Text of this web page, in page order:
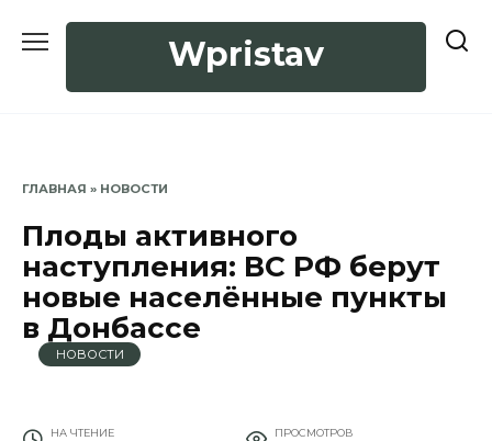
Wpristav
ГЛАВНАЯ » НОВОСТИ
Плоды активного
наступления: ВС РФ берут
новые населённые пункты
в Донбассе
НОВОСТИ
НА ЧТЕНИЕ ПРОСМОТРОВ